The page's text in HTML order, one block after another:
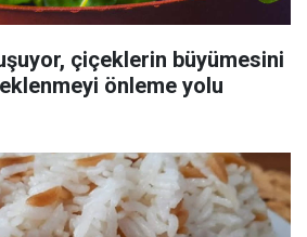
çiçeklerin büyümesini
önleme yolu